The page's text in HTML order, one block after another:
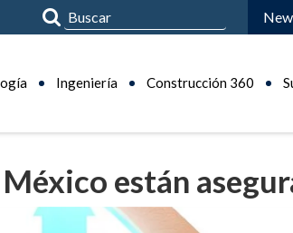
Ingeniería Construcción 360
están